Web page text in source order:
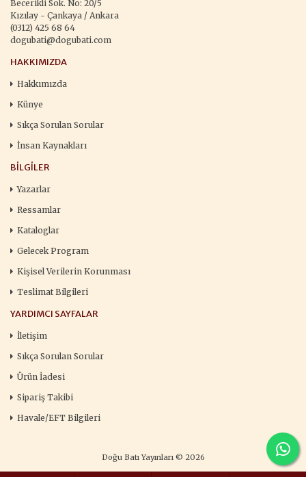
Becerikli Sok. No: 20/5
Kızılay - Çankaya / Ankara
(0312) 425 68 64
dogubati@dogubati.com
HAKKIMIZDA
Hakkımızda
Künye
Sıkça Sorulan Sorular
İnsan Kaynakları
BILGILER
Yazarlar
Ressamlar
Kataloglar
Gelecek Program
Kişisel Verilerin Korunması
Teslimat Bilgileri
YARDIMCI SAYFALAR
İletişim
Sıkça Sorulan Sorular
Ürün İadesi
Sipariş Takibi
Havale/EFT Bilgileri
Doğu Batı Yayınları © 2026